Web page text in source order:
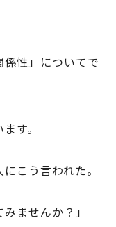
係性」についてで
す。
こう言われた。
ませんか？」